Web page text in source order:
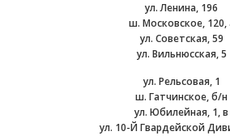
ул. Ленина, 196
ш. Московское, 120,
ул. Советская, 59
ул. Вильнюсская, 5
ул. Рельсовая, 1
ш. Гатчинское, б/н
ул. Юбилейная, 1, в
ул. 10-Й Гвардейской